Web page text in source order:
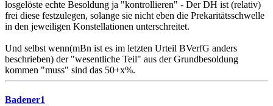
losgelöste echte Besoldung ja "kontrollieren" - Der DH ist (relativ)
frei diese festzulegen, solange sie nicht eben die Prekaritätsschwelle
in den jeweiligen Konstellationen unterschreitet.
Und selbst wenn(mBn ist es im letzten Urteil BVerfG anders
beschrieben) der "wesentliche Teil" aus der Grundbesoldung
kommen "muss" sind das 50+x%.
Badener1